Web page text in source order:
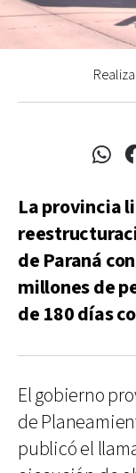
La provincia
de Paraná
millones de
de 180 días
El gobierno
de
publicó el